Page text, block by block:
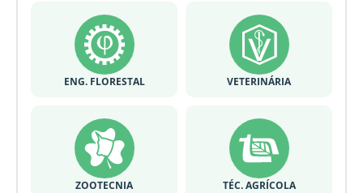
ENG. FLORESTAL VETERINÁRIA
ZOOTECNIA TÉC. AGRÍCOLA